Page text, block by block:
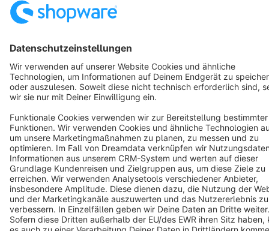
Copyright © shopware AG - All rights reserved
Notice: * All prices are quoted net of the statutory value-added tax